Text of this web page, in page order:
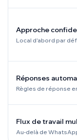
Approche
Local d'abord par
Réponses
Règles de réponse
Flux de travail
Au-delà de